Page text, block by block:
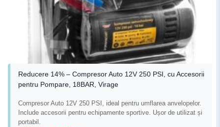
Reducere 14% – Compresor Auto 12V 250 PSI, cu Accesorii
pentru Pompare, 18BAR, Virage
Compresor Auto 12V 250 PSI, ideal pentru umflarea anvelopelor.
Include accesorii pentru echipamente sportive. Ușor de utilizat și
portabil.